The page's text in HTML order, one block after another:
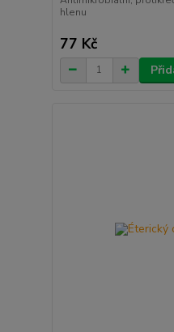
hlenu
77 Kč